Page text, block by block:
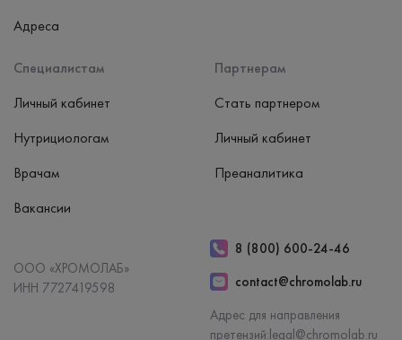
Адреса
Специалистам
Личный кабинет
Нутрициологам
Врачам
Вакансии
Партнерам
Стать партнером
Личный кабинет
Преаналитика
ООО «ХРОМОЛАБ»
ИНН 7727419598
8 (800) 600-24-46
contact@chromolab.ru
Адрес для направления
претензий:legal@chromolab.ru